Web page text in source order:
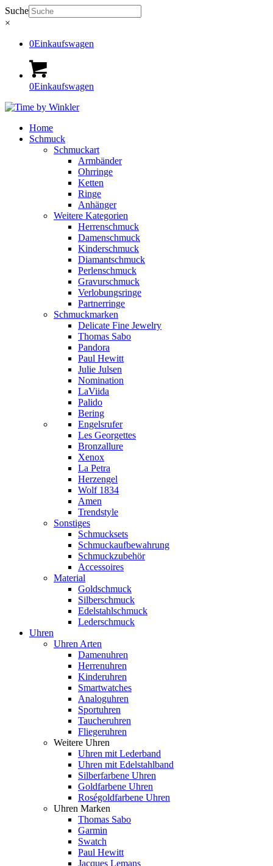
Suche
×
0Einkaufswagen
0Einkaufswagen
Home
Schmuck
Schmuckart
Armbänder
Ohrringe
Ketten
Ringe
Anhänger
Weitere Kategorien
Herrenschmuck
Damenschmuck
Kinderschmuck
Diamantschmuck
Perlenschmuck
Gravurschmuck
Verlobungsringe
Partnerringe
Schmuckmarken
Delicate Fine Jewelry
Thomas Sabo
Pandora
Paul Hewitt
Julie Julsen
Nomination
LaViida
Palido
Bering
Engelsrufer
Les Georgettes
Bronzallure
Xenox
La Petra
Herzengel
Wolf 1834
Amen
Trendstyle
Sonstiges
Schmucksets
Schmuckaufbewahrung
Schmuckzubehör
Accessoires
Material
Goldschmuck
Silberschmuck
Edelstahlschmuck
Lederschmuck
Uhren
Uhren Arten
Damenuhren
Herrenuhren
Kinderuhren
Smartwatches
Analoguhren
Sportuhren
Taucheruhren
Fliegeruhren
Weitere Uhren
Uhren mit Lederband
Uhren mit Edelstahlband
Silberfarbene Uhren
Goldfarbene Uhren
Roségoldfarbene Uhren
Uhren Marken
Thomas Sabo
Garmin
Swatch
Paul Hewitt
Jacques Lemans